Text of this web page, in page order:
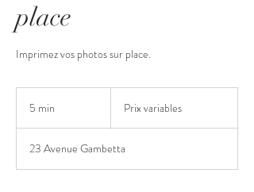
place
Imprimez vos photos sur place.
5 min
n
Prix variables
23 Avenue Gambetta